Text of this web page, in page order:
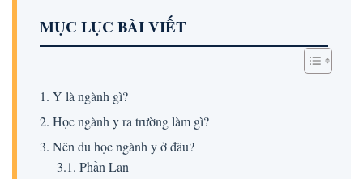
MỤC LỤC BÀI VIẾT
1. Y là ngành gì?
2. Học ngành y ra trường làm gì?
3. Nên du học ngành y ở đâu?
3.1. Phần Lan